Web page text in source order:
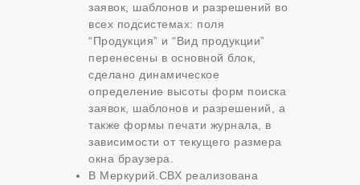
заявок, шаблонов и разрешений во
всех подсистемах: поля
“Продукция” и “Вид продукции”
перенесены в основной блок,
сделано динамическое
определение высоты форм поиска
заявок, шаблонов и разрешений, а
также формы печати журнала, в
зависимости от текущего размера
окна браузера.
В Меркурий.СВХ реализована